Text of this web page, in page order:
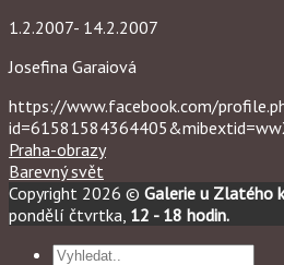
1.2.2007- 14.2.2007
Josefina Garaiová
https://www.facebook.com/
Praha-obrazy
Barevný svět
Copyright 2026 © Galerie u Zlatého
pondělí čtvrtka, 12 - 18 hodin.
Hledat: